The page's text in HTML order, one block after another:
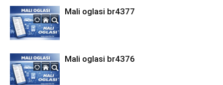
Mali oglasi br4377
Mali oglasi br4376